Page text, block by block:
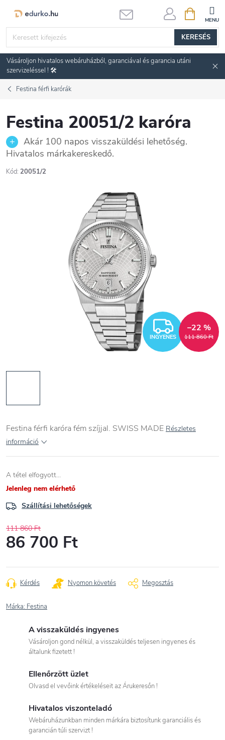
KERESÉS
KOSÁR
Vásároljon hivatalos webáruházból, garanciával és garancia utáni
szervizeléssel ! 🛠️
Festina férfi karórák
Festina 20051/2 karóra
Akár 100 napos visszaküldési lehetőség.
Hivatalos márkakereskedő.
Kód: 20051/2
INGYENES 111 860 Ft
–22 %
Festina férfi karóra fém szíjjal. SWISS MADE Részletes
információ
A tétel elfogyott…
Jelenleg nem elérhető
Szállítási lehetőségek
111 860 Ft
86 700 Ft
Kérdés Nyomon követés Megosztás
Márka: Festina
A visszaküldés ingyenes
Vásároljon gond nélkül, a visszaküldés teljesen ingyenes és
általunk fizetett !
Ellenőrzött üzlet
Olvasd el vevőink értékeléseit az Árukeresőn !
Hivatalos viszonteladó
Webáruházunkban minden márkára biztosítunk garanciális és
garancián túli szervizt !